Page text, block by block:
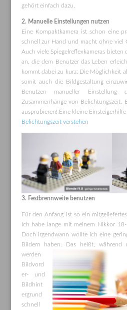
gehört einfach dazu.
2. Manuelle Einstellungen nutzen
Eine Kompaktkamera ist schon eine
schnell zur Hand und macht ohne viel
Auch viele Spiegelreflexkameras
an, die dem Benutzer das Leben
kommt dabei zu kurz: Die Möglichkeit
somit auch die Bildgestaltung
Benutzen manueller
Zusammenhänge von Belichtungszeit,
ausprobieren! Eine kleine
Belichtungszeit verstehen
3. Festbrennweite benutzen
Für den Anfang ist so ein
Ich habe lange mit meinem Nikkor
Doch irgendwann wollte ich eine
Bildern haben. Das heißt, während
werden
Bildvord
er- und
Bildhint
ergrund
schnell